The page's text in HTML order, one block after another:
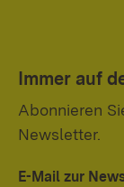
Immer auf
Abonnieren
Newsletter.
E-Mail zur